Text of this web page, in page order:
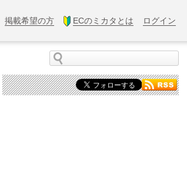
掲載希望の方 ECのミカタとは ログイン